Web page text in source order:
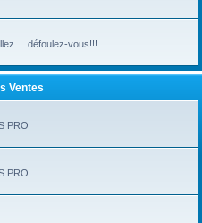
... défoulez-vous!!!
Ventes
PRO
PRO